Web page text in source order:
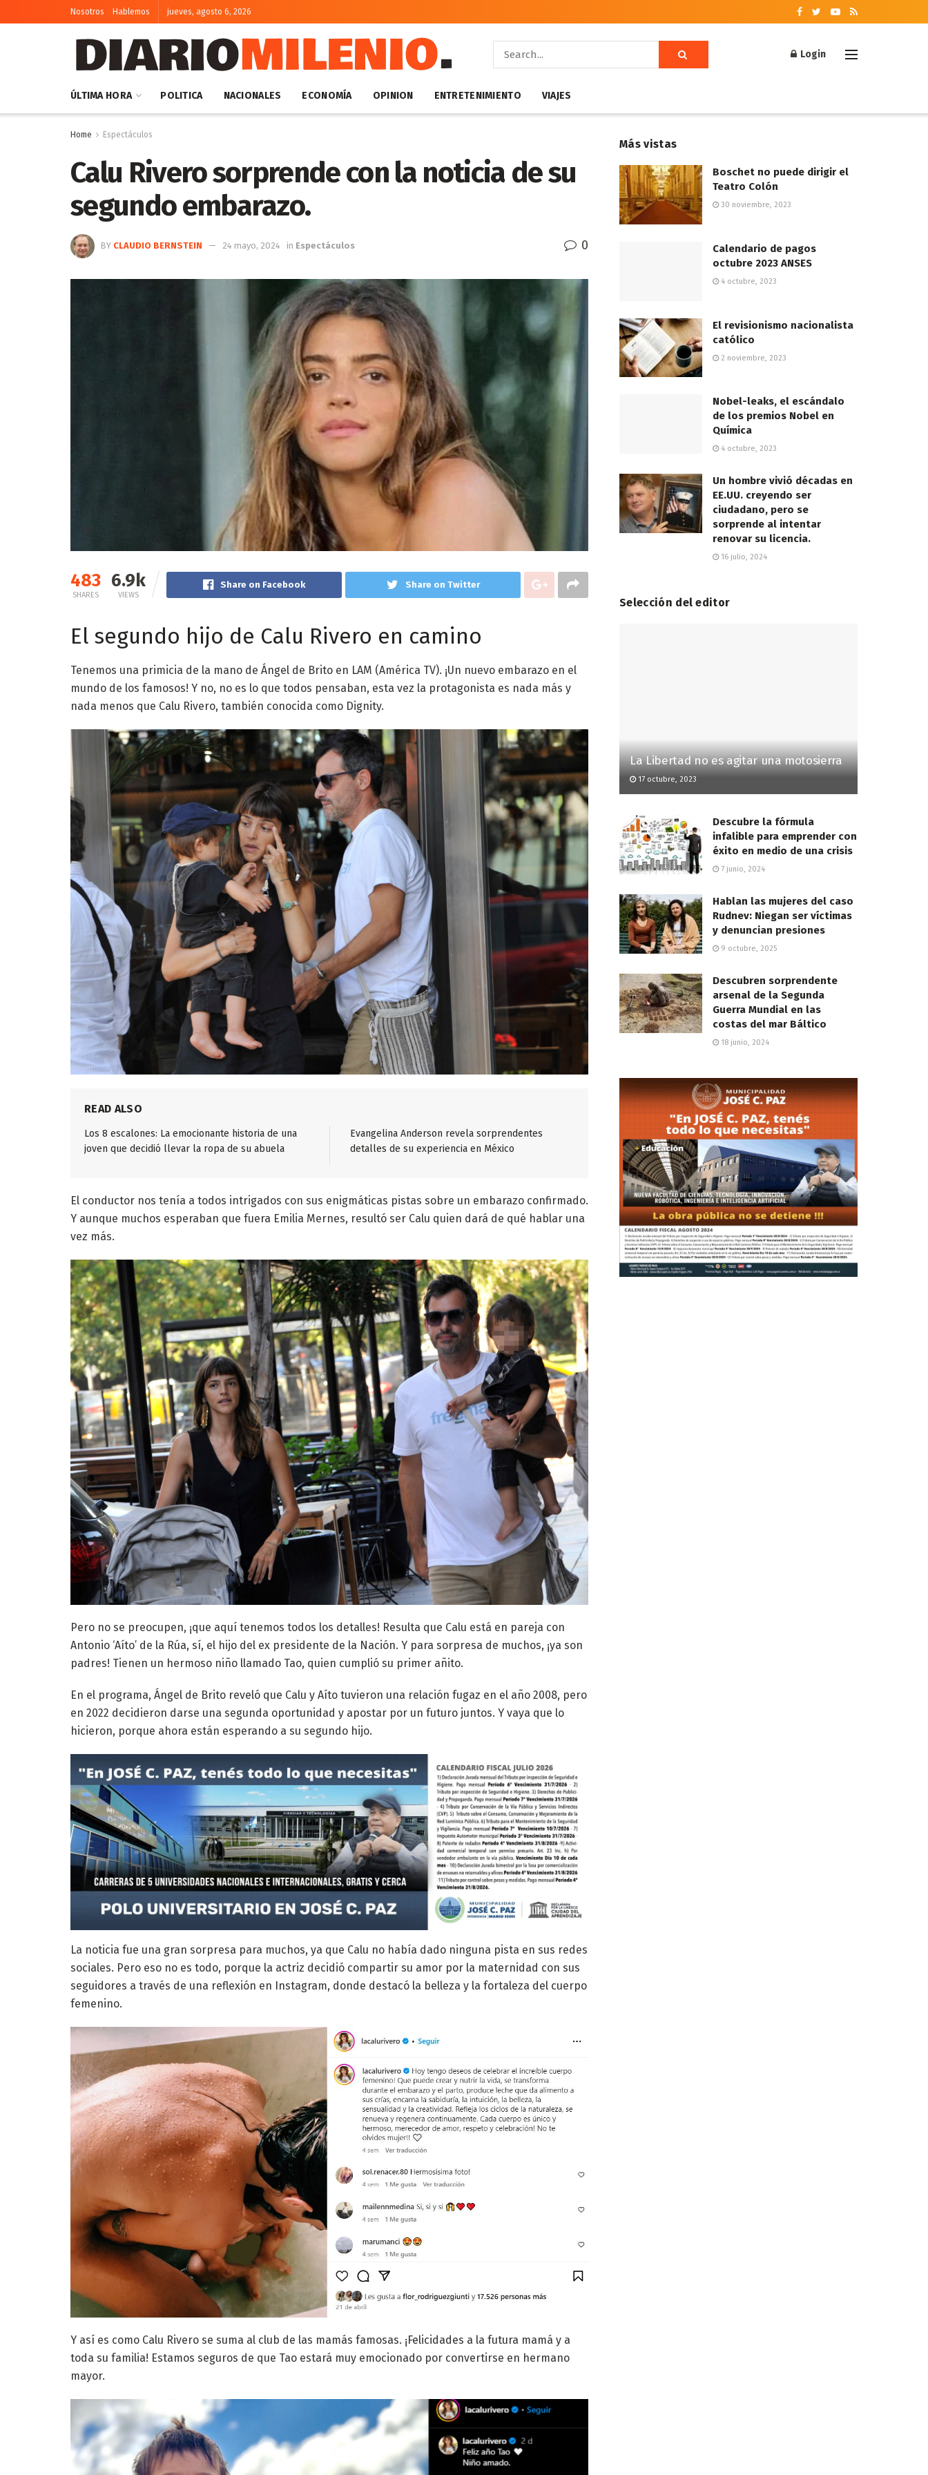
Nosotros Hablemos jueves, agosto 6, 2026
Login
ÚLTIMA HORA POLITICA NACIONALES ECONOMÍA OPINION ENTRETENIMIENTO VIAJES
Home Espectáculos
Calu Rivero sorprende con la noticia de su
segundo embarazo.
BY CLAUDIO BERNSTEIN 24 mayo, 2024 in Espectáculos 0
483
SHARES
6.9k
VIEWS
Share on Facebook Share on Twitter
El segundo hijo de Calu Rivero en camino
Tenemos una primicia de la mano de Ángel de Brito en LAM (América TV). ¡Un nuevo embarazo en el
mundo de los famosos! Y no, no es lo que todos pensaban, esta vez la protagonista es nada más y
nada menos que Calu Rivero, también conocida como Dignity.
READ ALSO
Los 8 escalones: La emocionante historia de una
joven que decidió llevar la ropa de su abuela
Evangelina Anderson revela sorprendentes
detalles de su experiencia en México
El conductor nos tenía a todos intrigados con sus enigmáticas pistas sobre un embarazo confirmado.
Y aunque muchos esperaban que fuera Emilia Mernes, resultó ser Calu quien dará de qué hablar una
vez más.
Pero no se preocupen, ¡que aquí tenemos todos los detalles! Resulta que Calu está en pareja con
Antonio ‘Aíto’ de la Rúa, sí, el hijo del ex presidente de la Nación. Y para sorpresa de muchos, ¡ya son
padres! Tienen un hermoso niño llamado Tao, quien cumplió su primer añito.
En el programa, Ángel de Brito reveló que Calu y Aíto tuvieron una relación fugaz en el año 2008, pero
en 2022 decidieron darse una segunda oportunidad y apostar por un futuro juntos. Y vaya que lo
hicieron, porque ahora están esperando a su segundo hijo.
La noticia fue una gran sorpresa para muchos, ya que Calu no había dado ninguna pista en sus redes
sociales. Pero eso no es todo, porque la actriz decidió compartir su amor por la maternidad con sus
seguidores a través de una reflexión en Instagram, donde destacó la belleza y la fortaleza del cuerpo
femenino.
Y así es como Calu Rivero se suma al club de las mamás famosas. ¡Felicidades a la futura mamá y a
toda su familia! Estamos seguros de que Tao estará muy emocionado por convertirse en hermano
mayor.
Más vistas
Boschet no puede dirigir el
Teatro Colón
30 noviembre, 2023
Calendario de pagos
octubre 2023 ANSES
4 octubre, 2023
El revisionismo nacionalista
católico
2 noviembre, 2023
Nobel-leaks, el escándalo
de los premios Nobel en
Química
4 octubre, 2023
Un hombre vivió décadas en
EE.UU. creyendo ser
ciudadano, pero se
sorprende al intentar
renovar su licencia.
16 julio, 2024
Selección del editor
La Libertad no es agitar una motosierra
17 octubre, 2023
Descubre la fórmula
infalible para emprender con
éxito en medio de una crisis
7 junio, 2024
Hablan las mujeres del caso
Rudnev: Niegan ser víctimas
y denuncian presiones
9 octubre, 2025
Descubren sorprendente
arsenal de la Segunda
Guerra Mundial en las
costas del mar Báltico
18 junio, 2024